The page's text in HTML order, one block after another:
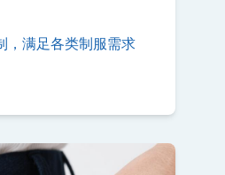
，满足各类制服需求